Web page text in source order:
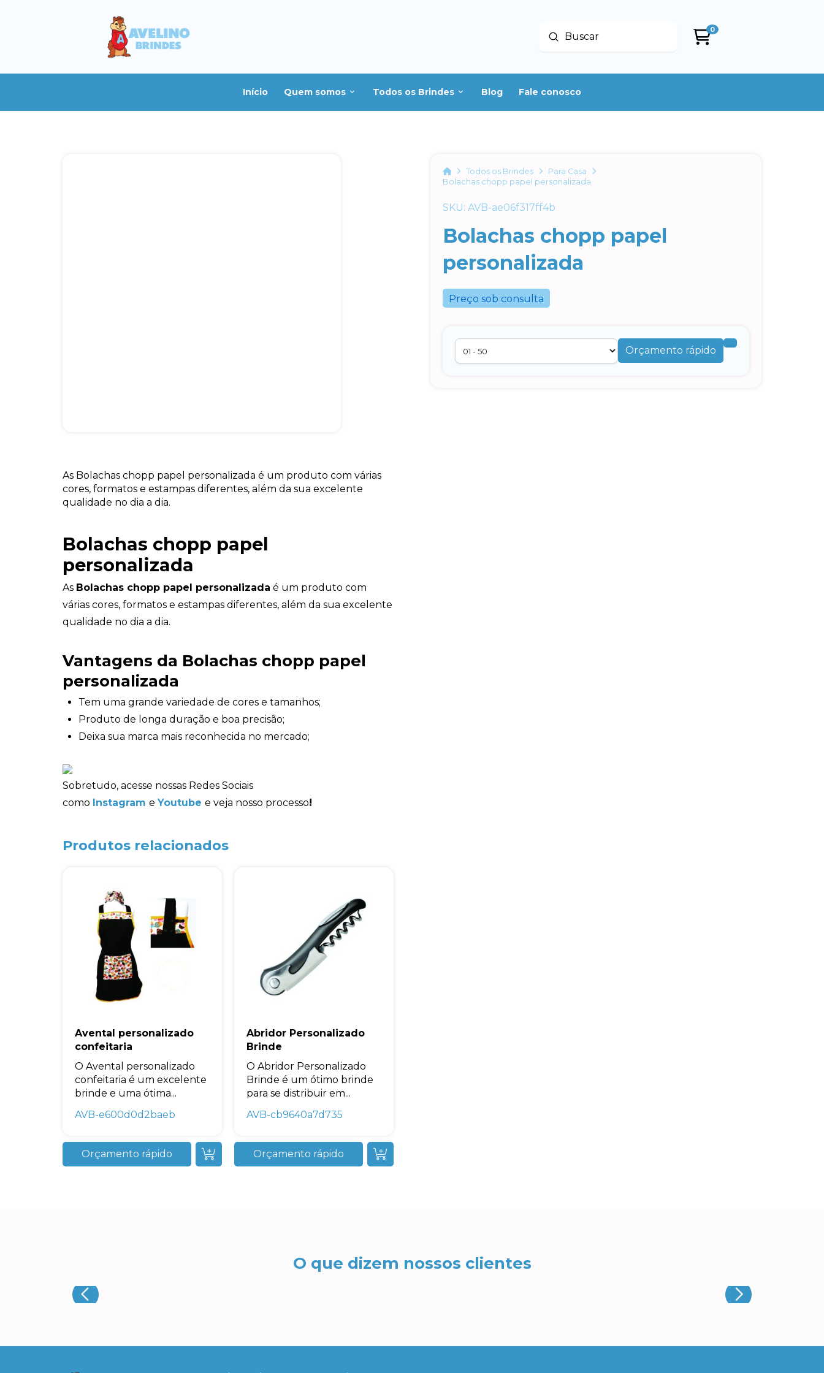
Buscar
Enviar
0
Início Quem somos Todos os Brindes Blog Fale conosco
HomeTodos os Brindes
Para Casa
Bolachas chopp papel personalizada
SKU: AVB-ae06f317ff4b
Bolachas chopp papel
personalizada
Preço sob consulta
Orçamento rápido
As Bolachas chopp papel personalizada é um produto com várias
cores, formatos e estampas diferentes, além da sua excelente
qualidade no dia a dia.
Bolachas chopp papel
personalizada
As Bolachas chopp papel personalizada é um produto com
várias cores, formatos e estampas diferentes, além da sua excelente
qualidade no dia a dia.
Vantagens da Bolachas chopp papel
personalizada
Tem uma grande variedade de cores e tamanhos;
Produto de longa duração e boa precisão;
Deixa sua marca mais reconhecida no mercado;
Sobretudo, acesse nossas Redes Sociais
como Instagram e Youtube e veja nosso processo!
Produtos relacionados
Avental personalizado
confeitaria
O Avental personalizado
confeitaria é um excelente
brinde e uma ótima...
AVB-e600d0d2baeb
Orçamento rápido
Abridor Personalizado
Brinde
O Abridor Personalizado
Brinde é um ótimo brinde
para se distribuir em...
AVB-cb9640a7d735
Orçamento rápido
O que dizem nossos clientes
+55
privacidade, utilizaremos seus dados apenas para fins de
marketing. Você pode alterar suas preferências a qualquer
momento.